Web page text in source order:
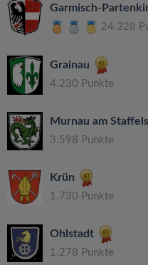
Garmisch-
24.328
Grainau
4.230 Punkte
Murnau am
3.598 Punkte
Krün
1.730 Punkte
Ohlstadt
1.278 Punkte